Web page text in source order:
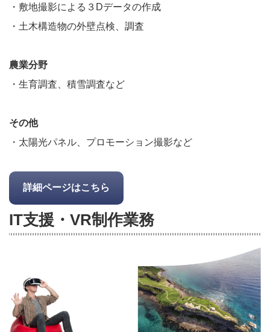
・敷地撮影による３Dデータの作成
・土木構造物の外壁点検、調査
農業分野
・生育調査、積雪調査など
その他
・太陽光パネル、プロモーション撮影など
詳細ページはこちら
IT支援・VR制作業務